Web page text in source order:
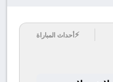
⚡أحداث المباراة